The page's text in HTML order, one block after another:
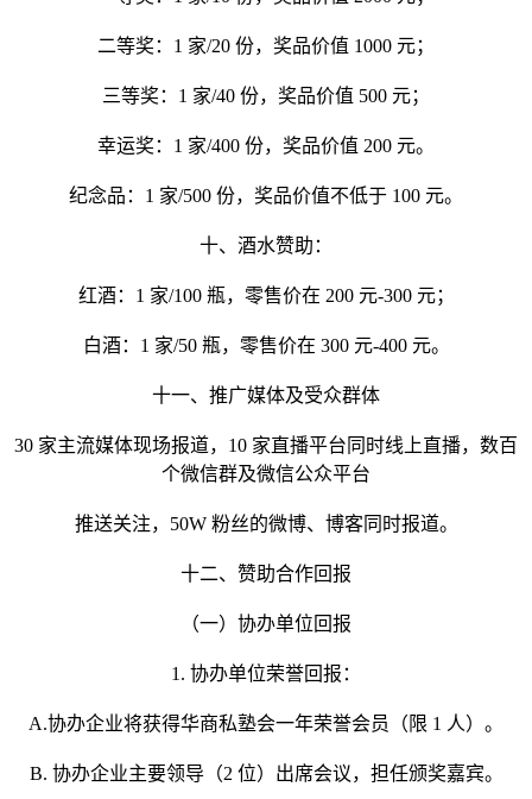
二等奖：1 家/20 份，奖品价值 1000 元；
三等奖：1 家/40 份，奖品价值 500 元；
幸运奖：1 家/400 份，奖品价值 200 元。
纪念品：1 家/500 份，奖品价值不低于 100 元。
十、酒水赞助：
红酒：1 家/100 瓶，零售价在 200 元-300 元；
白酒：1 家/50 瓶，零售价在 300 元-400 元。
十一、推广媒体及受众群体
30 家主流媒体现场报道，10 家直播平台同时线上直播，数百
个微信群及微信公众平台
推送关注，50W 粉丝的微博、博客同时报道。
十二、赞助合作回报
（一）协办单位回报
1. 协办单位荣誉回报：
A.协办企业将获得华商私塾会一年荣誉会员（限 1 人）。
B. 协办企业主要领导（2 位）出席会议，担任颁奖嘉宾。